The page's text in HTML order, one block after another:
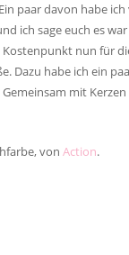
paar davon habe
ich sage euch es
Kostenpunkt nun für
Dazu habe ich ein
mit
von Action.